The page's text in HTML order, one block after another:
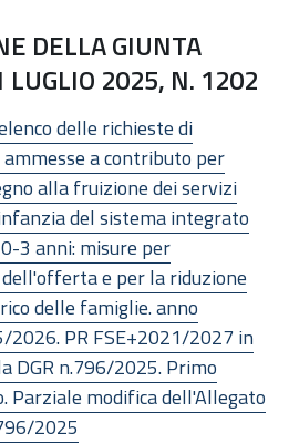
DELLA GIUNTA
LUGLIO 2025, N. 1202
delle richieste di
a contributo per
alla fruizione dei servizi
del sistema integrato
3 anni: misure per
e per la riduzione
delle famiglie. anno
2026. PR FSE+2021/2027 in
DGR n.796/2025. Primo
Parziale modifica dell'Allegato
2025